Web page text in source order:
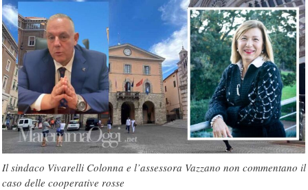
Il sindaco Vivarelli Colonna e l’assessora Vazzano non commentano il
caso delle cooperative rosse